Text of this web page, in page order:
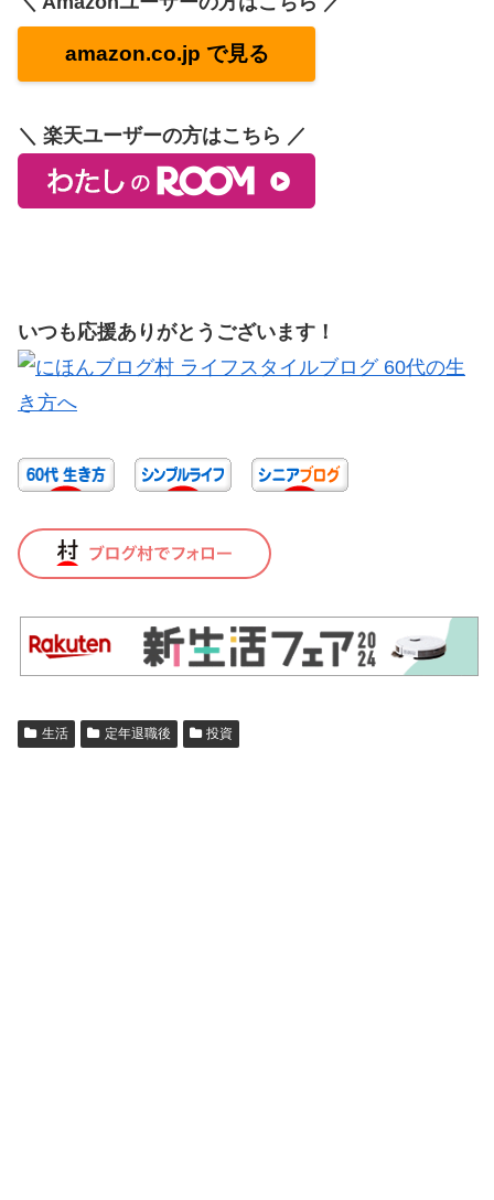
amazon.co.jp で見る
＼ 楽天ユーザーの方はこちら ／
いつも応援ありがとうございます！
生活 定年退職後 投資